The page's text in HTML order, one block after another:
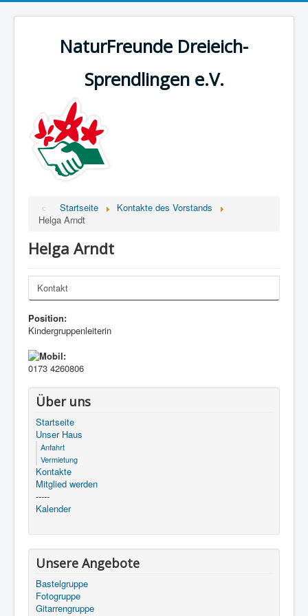
NaturFreunde Dreieich-
Sprendlingen e.V.
Startseite
Kontakte des Vorstands
Helga Arndt
Helga Arndt
Kontakt
Position:
Kindergruppenleiterin
0173 4260806
Über uns
Startseite
Unser Haus
Anfahrt
Vermietung
Kontakte
Mitglied werden
-----
Kalender
Unsere Angebote
Bastelgruppe
Fotogruppe
Gitarrengruppe